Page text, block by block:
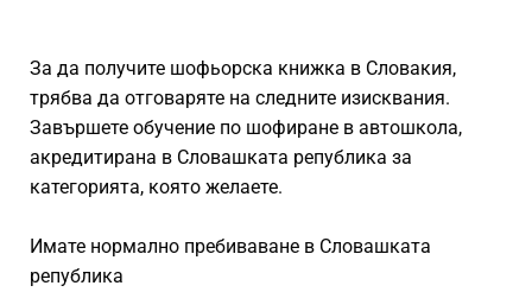
За да получите шофьорска книжка в Словакия,
трябва да отговаряте на следните изисквания.
Завършете обучение по шофиране в автошкола,
акредитирана в Словашката република за
категорията, която желаете.
Имате нормално пребиваване в Словашката
република